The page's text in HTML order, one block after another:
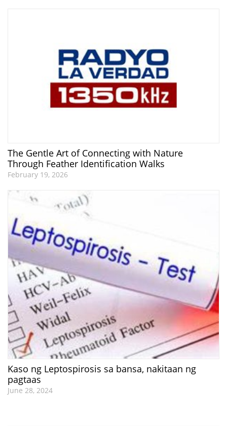
The Gentle Art of Connecting with Nature
Through Feather Identification Walks
February 19, 2026
Kaso ng Leptospirosis sa bansa, nakitaan ng
pagtaas
June 28, 2024